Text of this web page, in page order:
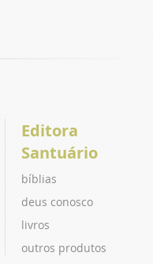
Editora
Santuário
bíblias
deus conosco
livros
outros produtos